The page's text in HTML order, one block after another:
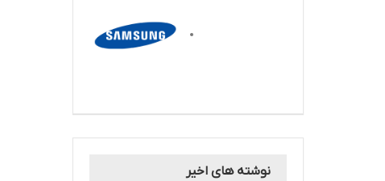
نوشته های اخیر